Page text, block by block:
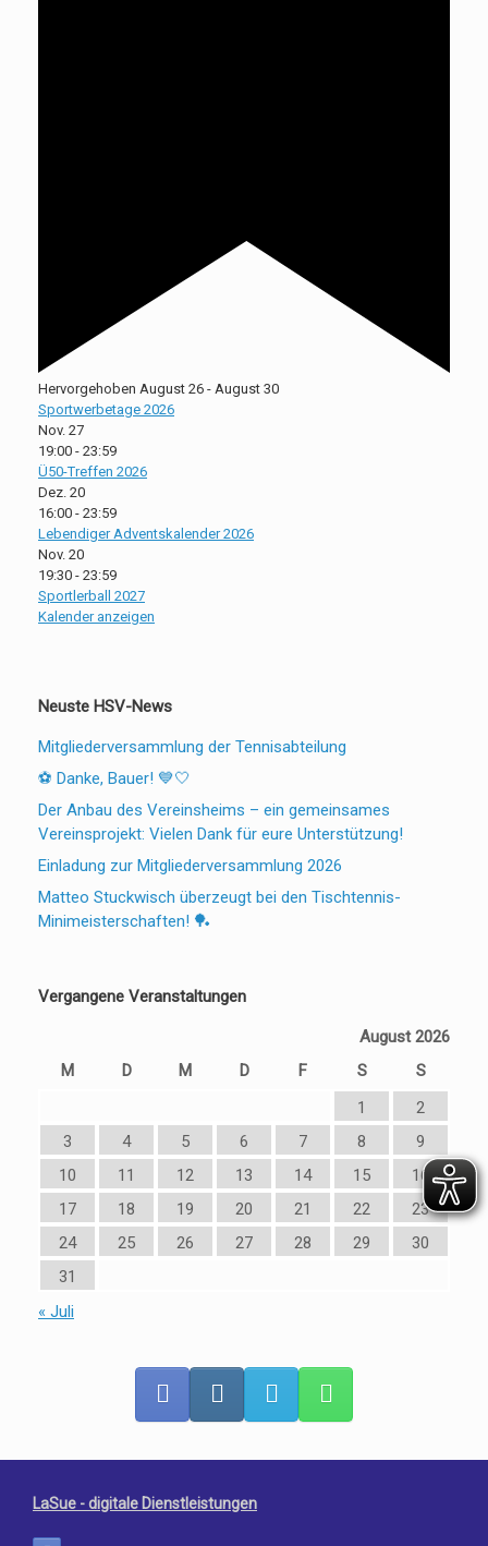
Hervorgehoben August 26 - August 30
Sportwerbetage 2026
Nov. 27
19:00 - 23:59
Ü50-Treffen 2026
Dez. 20
16:00 - 23:59
Lebendiger Adventskalender 2026
Nov. 20
19:30 - 23:59
Sportlerball 2027
Kalender anzeigen
Neuste HSV-News
Mitgliederversammlung der Tennisabteilung
⚽ Danke, Bauer! 💙🤍
Der Anbau des Vereinsheims – ein gemeinsames
Vereinsprojekt: Vielen Dank für eure Unterstützung!
Einladung zur Mitgliederversammlung 2026
Matteo Stuckwisch überzeugt bei den Tischtennis-
Minimeisterschaften! 🏓
Vergangene Veranstaltungen
August 2026
M
D M D F S
S
1
2
3
4 5 6 7 8
9
10
11 12 13 14 15
16
17
18 19 20 21 22
23
24
25 26 27 28 29
30
31
« Juli
LaSue - digitale Dienstleistungen